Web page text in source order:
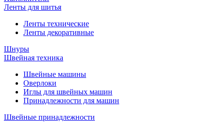
Ленты для шитья
Ленты технические
Ленты декоративные
Шнуры
Швейная техника
Швейные машины
Оверлоки
Иглы для швейных машин
Принадлежности для машин
Швейные принадлежности